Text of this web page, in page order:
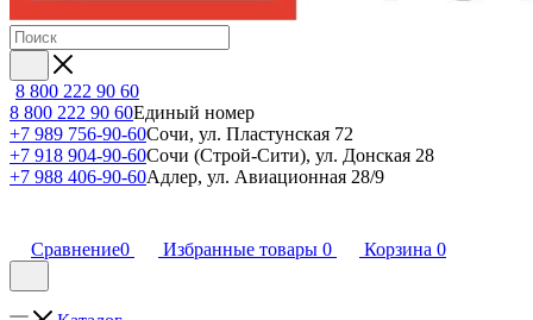
8 800 222 90 60
8 800 222 90 60Единый номер
+7 989 756-90-60Сочи, ул. Пластунская 72
+7 918 904-90-60Сочи (Строй-Сити), ул. Донская 28
+7 988 406-90-60Адлер, ул. Авиационная 28/9
Сравнение0 Избранные товары 0 Корзина 0